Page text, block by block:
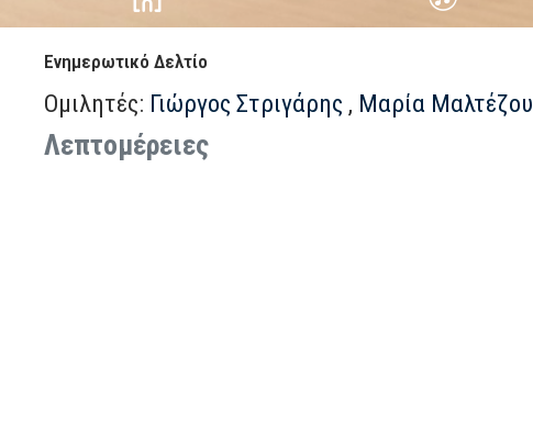
Ενημερωτικό Δελτίο
Ομιλητές: Γιώργος Στριγάρης , Μαρία Μαλτέζου
Λεπτομέρειες